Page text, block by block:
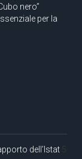
nero”
per la
dell’Istat 5